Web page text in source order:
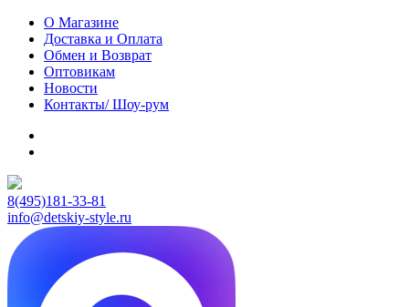
О Магазине
Доставка и Оплата
Обмен и Возврат
Оптовикам
Новости
Контакты/ Шоу-рум
8(495)181-33-81
info@detskiy-style.ru